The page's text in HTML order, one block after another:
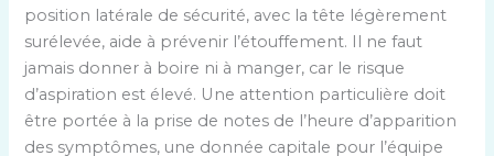
position latérale de sécurité, avec la tête légèrement
surélevée, aide à prévenir l’étouffement. Il ne faut
jamais donner à boire ni à manger, car le risque
d’aspiration est élevé. Une attention particulière doit
être portée à la prise de notes de l’heure d’apparition
des symptômes, une donnée capitale pour l’équipe